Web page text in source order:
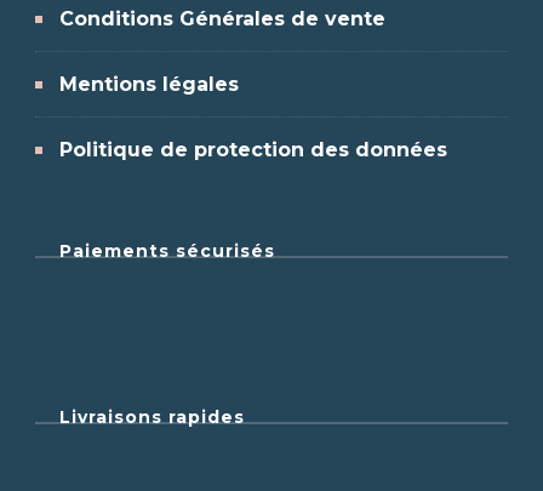
Conditions Générales de vente
Mentions légales
Politique de protection des données
Paiements sécurisés
Livraisons rapides